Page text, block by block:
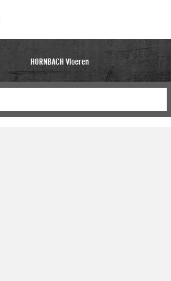
HORNBACH Vloeren